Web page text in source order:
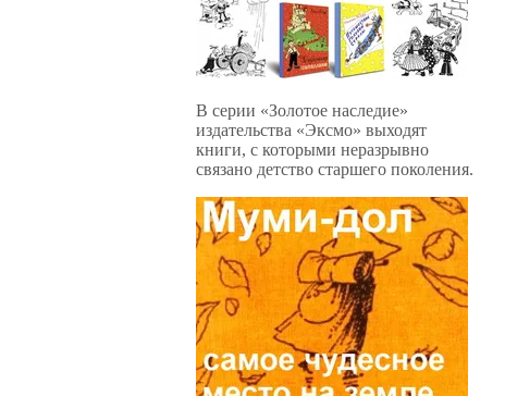
В серии «Золотое наследие»
издательства «Эксмо» выходят
книги, с которыми неразрывно
связано детство старшего поколения.